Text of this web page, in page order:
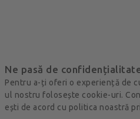
Ne pasă de
Pentru a-ți oferi o experiență de
ul nostru folosește cookie-uri.
ești de acord cu politica noastră